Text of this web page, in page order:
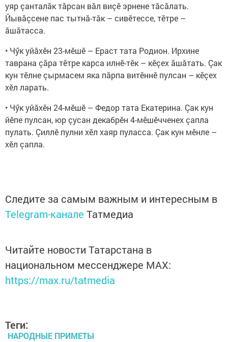
уяр çанталăк тăрсан вăл виçӗ эрнене тăсăлать.
Йывăçсене пас тытнă-тăк – сивӗтессе, тӗтре –
ăшăтасса.
• Чӳк уйăхӗн 23-мӗшӗ – Ераст тата Родион. Ирхине
таврана çăра тӗтре карса илнӗ-тӗк – кӗçех ăшăтать. Çак
кун тӗлне çырмасем яка пăрпа витӗннӗ пулсан – кӗçех
хӗл ларать.
• Чӳк уйăхӗн 24-мӗшӗ – Федор тата Екатерина. Çак кун
йӗпе пулсан, юр çусан декабрӗн 4-мӗшӗчченех çапла
пулать. Çиллӗ пулни хӗл хаяр пуласса. Çак кун мӗнле –
хӗл çапла.
Следите за самым важным и интересным в
Telegram-канале Татмедиа
Читайте новости Татарстана в
национальном мессенджере MАХ:
https://max.ru/tatmedia
Теги:
НАРОДНЫЕ ПРИМЕТЫ